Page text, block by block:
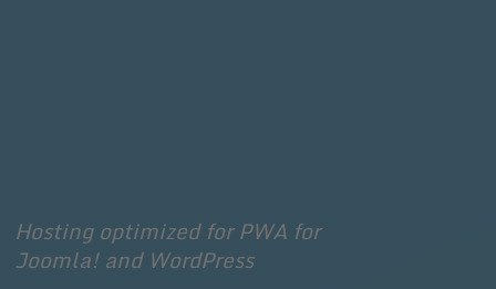
Hosting optimized for PWA for
Joomla! and WordPress